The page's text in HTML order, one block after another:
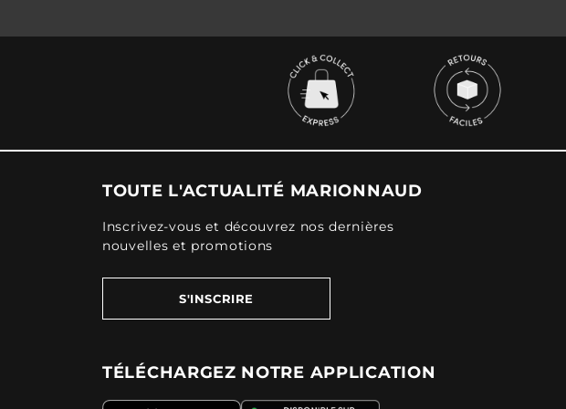
TOUTE L'ACTUALITÉ MARIONNAUD
Inscrivez-vous et découvrez nos dernières
nouvelles et promotions
S'INSCRIRE
TÉLÉCHARGEZ NOTRE APPLICATION